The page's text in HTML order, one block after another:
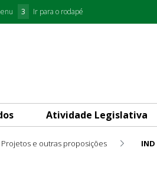
3 Ir para o rodapé
Atividade Legislativa
Projetos e outras proposições IND